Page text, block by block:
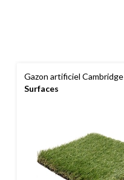
Gazon artificiel Cambridge
Surfaces